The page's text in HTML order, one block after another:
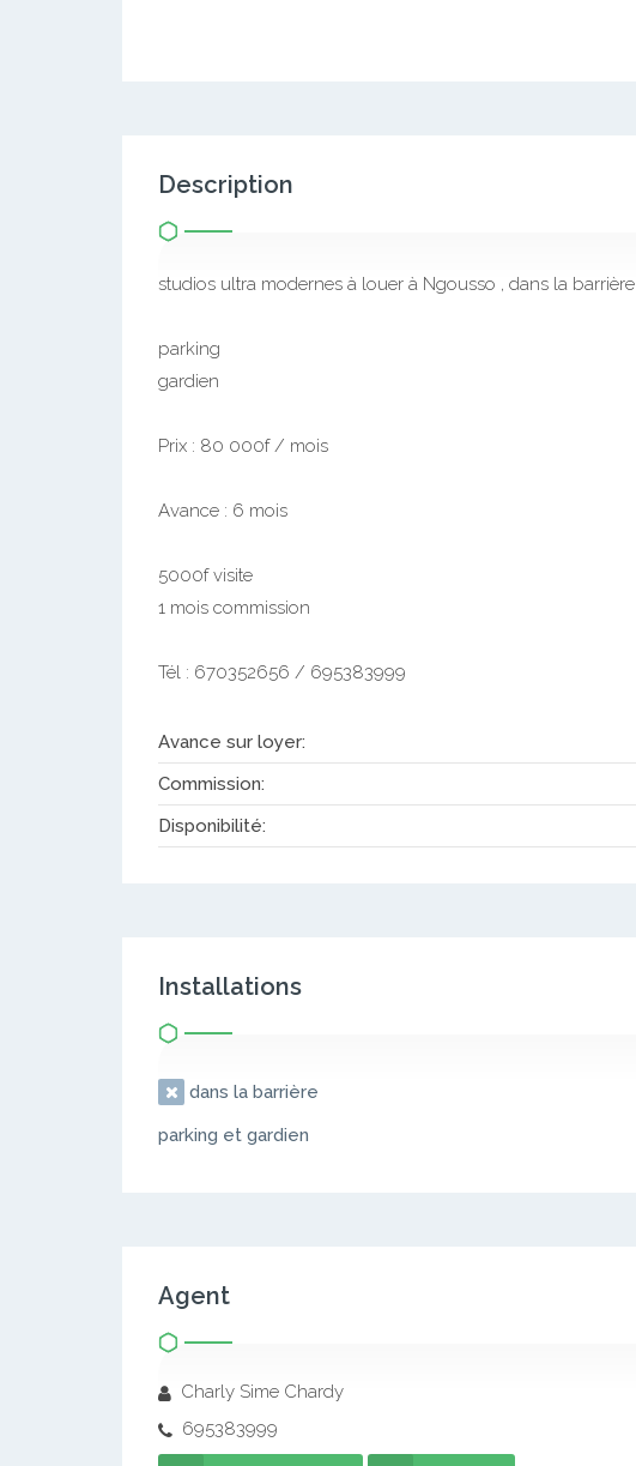
Description
studios ultra modernes à louer à Ngousso , dans la barrière
parking
gardien
Prix : 80 000f / mois
Avance : 6 mois
5000f visite
1 mois commission
Tél : 670352656 / 695383999
Avance sur loyer:
Commission:
Disponibilité:
Installations
dans la barrière
parking et gardien
Agent
Charly Sime Chardy
695383999